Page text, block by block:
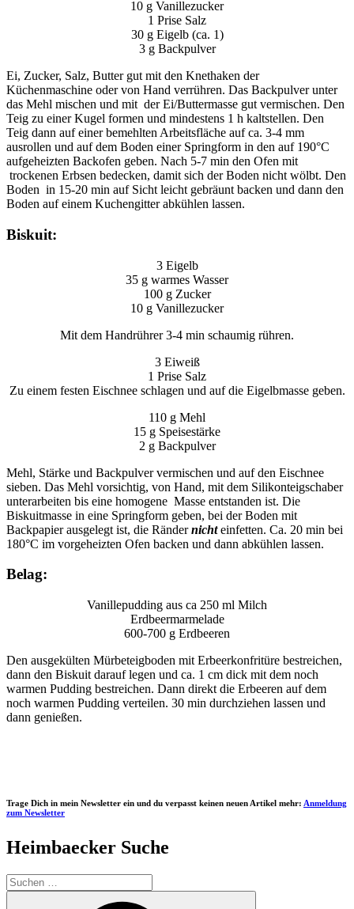
10 g Vanillezucker
1 Prise Salz
30 g Eigelb (ca. 1)
3 g Backpulver
Ei, Zucker, Salz, Butter gut mit den Knethaken der
Küchenmaschine oder von Hand verrühren. Das Backpulver unter
das Mehl mischen und mit der Ei/Buttermasse gut vermischen. Den
Teig zu einer Kugel formen und mindestens 1 h kaltstellen. Den
Teig dann auf einer bemehlten Arbeitsfläche auf ca. 3-4 mm
ausrollen und auf dem Boden einer Springform in den auf 190°C
aufgeheizten Backofen geben. Nach 5-7 min den Ofen mit
trockenen Erbsen bedecken, damit sich der Boden nicht wölbt. Den
Boden in 15-20 min auf Sicht leicht gebräunt backen und dann den
Boden auf einem Kuchengitter abkühlen lassen.
Biskuit:
3 Eigelb
35 g warmes Wasser
100 g Zucker
10 g Vanillezucker
Mit dem Handrührer 3-4 min schaumig rühren.
3 Eiweiß
1 Prise Salz
Zu einem festen Eischnee schlagen und auf die Eigelbmasse geben.
110 g Mehl
15 g Speisestärke
2 g Backpulver
Mehl, Stärke und Backpulver vermischen und auf den Eischnee
sieben. Das Mehl vorsichtig, von Hand, mit dem Silikonteigschaber
unterarbeiten bis eine homogene Masse entstanden ist. Die
Biskuitmasse in eine Springform geben, bei der Boden mit
Backpapier ausgelegt ist, die Rändernichteinfetten. Ca. 20 min bei
180°C im vorgeheizten Ofen backen und dann abkühlen lassen.
Belag:
Vanillepudding aus ca 250 ml Milch
Erdbeermarmelade
600-700 g Erdbeeren
Den ausgekülten Mürbeteigboden mit Erbeerkonfritüre bestreichen,
dann den Biskuit darauf legen und ca. 1 cm dick mit dem noch
warmen Pudding bestreichen. Dann direkt die Erbeeren auf dem
noch warmen Pudding verteilen. 30 min durchziehen lassen und
dann genießen.
Trage Dich in mein Newsletter ein und du verpasst keinen neuen Artikel mehr: Anmeldung
zum Newsletter
Heimbaecker Suche
Suchen
nach: